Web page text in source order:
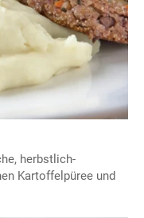
herbstlich-
Kartoffelpüree und